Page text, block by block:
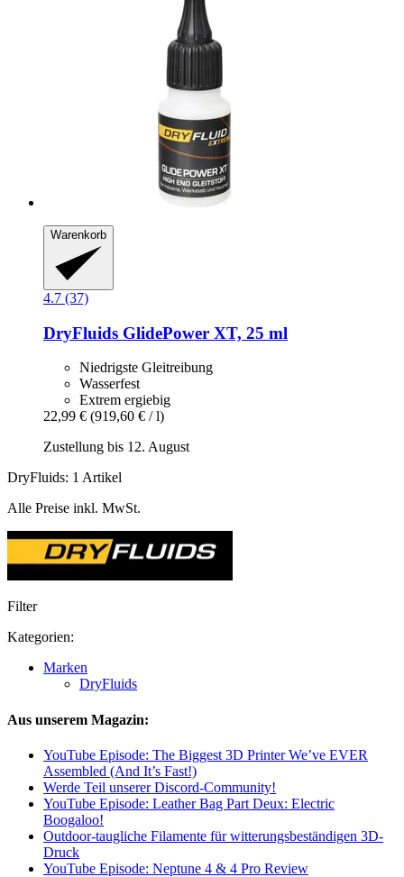
Warenkorb
4.7 (37)
DryFluids GlidePower XT, 25 ml
Niedrigste Gleitreibung
Wasserfest
Extrem ergiebig
22,99 € (919,60 € / l)
Zustellung bis 12. August
DryFluids: 1 Artikel
Alle Preise inkl. MwSt.
Filter
Kategorien:
Marken
DryFluids
Aus unserem Magazin:
YouTube Episode: The Biggest 3D Printer We’ve EVER
Assembled (And It’s Fast!)
Werde Teil unserer Discord-Community!
YouTube Episode: Leather Bag Part Deux: Electric
Boogaloo!
Outdoor-taugliche Filamente für witterungsbeständigen 3D-
Druck
YouTube Episode: Neptune 4 & 4 Pro Review